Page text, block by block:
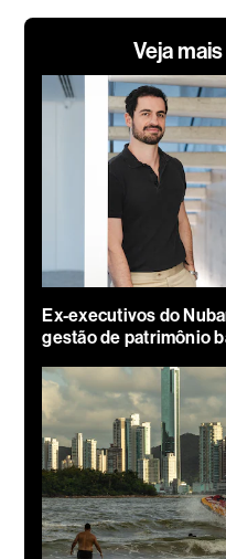
Veja
Ex-executivos do
gestão de patrimônio